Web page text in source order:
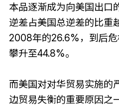
本品逐渐成为向美国出口
逆差占美国总逆差的比重
2008年的26.6%，到后
攀升至44.8%。
而美国对对华贸易实施的
边贸易失衡的重要原因之